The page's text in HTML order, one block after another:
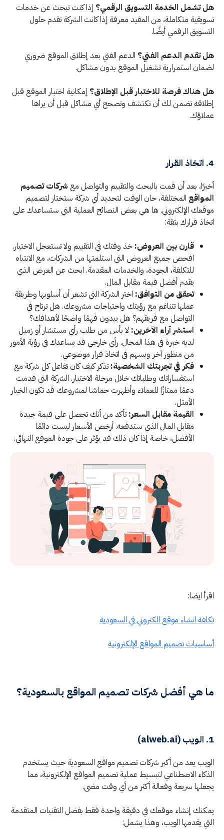
هل تشمل الخدمة التسويق الرقمي؟ إذا كنت تبحث عن خدمات
تسويقية متكاملة، من المفيد معرفة إذا كانت الشركة تقدم حلول
التسويق الرقمي أيضًا.
هل تقدم الدعم الفني؟ الدعم الفني بعد إطلاق الموقع ضروري
لضمان استمرارية تشغيل الموقع بدون مشاكل.
هل هناك فرصة للاختبار قبل الإطلاق؟ إمكانية اختبار الموقع قبل
إطلاقه تضمن لك أن تكتشف وتصحح أي مشاكل قبل أن يراها
عملاؤك.
4. اتخاذ القرار
أخيرًا، بعد أن قمت بالبحث والتقييم والتواصل مع شركات تصميم
المواقع المختلفة، حان الوقت لتحديد أي شركة ستختار لتصميم
موقعك الإلكتروني. ها هي بعض النصائح العملية التي ستساعدك على
اتخاذ قرارك بثقة:
قارن بين العروض: خذ وقتك في التقييم ولا تستعجل الاختيار.
افحص جميع العروض التي استلمتها من الشركات، مع الانتباه
للتكلفة، الجودة، والخدمات المقدمة. ابحث عن العرض الذي
يقدم أفضل قيمة مقابل المال.
تحقق من التوافق: اختر الشركة التي تشعر أن أسلوبها وطريقة
عملها تتناغم مع رؤيتك واحتياجات مشروعك. هل ترتاح في
التواصل مع فريقهم؟ هل يبدون فهمًا واضحًا لأهدافك؟
استشر آراء الآخرين: لا بأس من طلب رأي مستشار أو زميل
لديه خبرة في هذا المجال. رأي خارجي قد يساعدك في رؤية الأمور
من منظور آخر ويسهم في اتخاذ قرار موضوعي.
فكر في تجربتك الشخصية: تذكر كيف كان تفاعل كل شركة مع
استفساراتك وطلباتك خلال مرحلة الاختيار. الشركة التي قدمت
دعمًا ممتازًا للعملاء وأظهرت حماسًا لمشروعك قد تكون الخيار
الأمثل.
القيمة مقابل السعر: تأكد من أنك تحصل على قيمة جيدة
مقابل المال الذي ستدفعه. أرخص الأسعار ليست دائمًا
الأفضل، خاصة إذا كان ذلك قد يؤثر على جودة الموقع النهائي.
اقرأ ايضا:
تكلفة انشاء موقع الكتروني في السعودية
أساسيات تصميم المواقع الإلكترونية
ما هي أفضل شركات تصميم المواقع بالسعودية؟
1. الويب (alweb.ai)
الويب يعد من أكبر شركات تصميم مواقع السعودية حيث يستخدم
الذكاء الاصطناعي لتبسيط عملية تصميم المواقع الإلكترونية، مما
يجعلها سريعة وفعالة أكثر من أي وقت مضى.
يمكنك إنشاء موقعك في دقيقة واحدة فقط بفضل التقنيات المتقدمة
التي يقدمها الويب، وهذا يشمل: